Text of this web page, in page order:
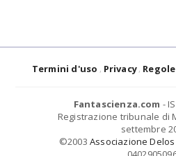
Termini d'uso Privacy Regole
Fantascienza.com -
Registrazione tribunale di
settembre
©2003 Associazione